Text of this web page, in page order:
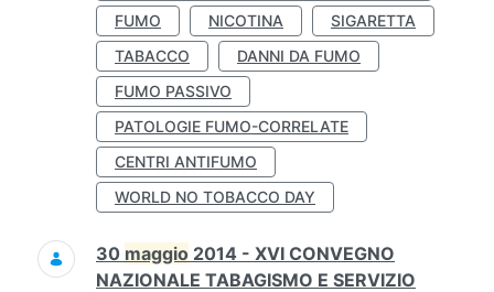
FUMO
NICOTINA
SIGARETTA
TABACCO
DANNI DA FUMO
FUMO PASSIVO
PATOLOGIE FUMO-CORRELATE
CENTRI ANTIFUMO
WORLD NO TOBACCO DAY
30 maggio 2014 - XVI CONVEGNO
NAZIONALE TABAGISMO E SERVIZIO